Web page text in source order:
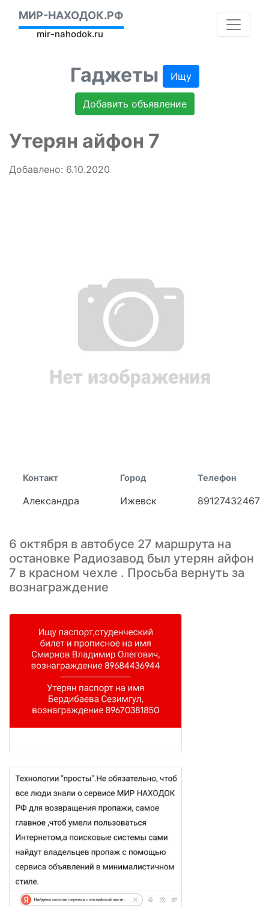
МИР-НАХОДОК.РФ
mir-nahodok.ru
Гаджеты Ищу
Добавить объявление
Утерян айфон 7
Добавлено: 6.10.2020
Контакт
Александра
Город
Ижевск
Телефон
89127432467
6 октября в автобусе 27 маршрута на
остановке Радиозавод был утерян айфон
7 в красном чехле . Просьба вернуть за
вознаграждение